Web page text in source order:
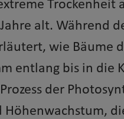
Trockenheit
alt. Während
wie Bäume
entlang bis in die
der
Höhenwachstum,